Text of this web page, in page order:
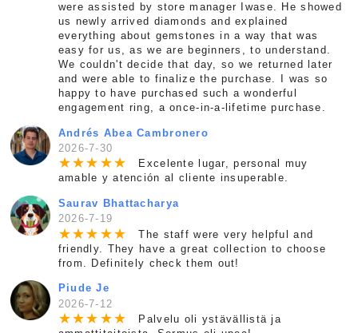
were assisted by store manager Iwase. He showed
us newly arrived diamonds and explained
everything about gemstones in a way that was
easy for us, as we are beginners, to understand.
We couldn't decide that day, so we returned later
and were able to finalize the purchase. I was so
happy to have purchased such a wonderful
engagement ring, a once-in-a-lifetime purchase.
Andrés Abea Cambronero
2026-7-30
★★★ ★★
Excelente lugar, personal muy
amable y atención al cliente insuperable.
Saurav Bhattacharya
2026-7-19
★★★ ★★
The staff were very helpful and
friendly. They have a great collection to choose
from. Definitely check them out!
Piude Je
2026-7-12
★★★ ★★
Palvelu oli ystävällistä ja